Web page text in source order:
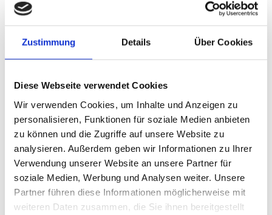
Zustimmung Details Über Cookies
Diese Webseite verwendet Cookies
Wir verwenden Cookies, um Inhalte und Anzeigen zu
personalisieren, Funktionen für soziale Medien anbieten
zu können und die Zugriffe auf unsere Website zu
analysieren. Außerdem geben wir Informationen zu Ihrer
Verwendung unserer Website an unsere Partner für
soziale Medien, Werbung und Analysen weiter. Unsere
Partner führen diese Informationen möglicherweise mit
weiteren Daten zusammen, die Sie ihnen bereitgestellt
Convenience-Strukturen. Neben Snacks, Sandwiches, Smoothies
und Getränken sind auch ausgewählte Artikel des täglichen
Bedarfs wie Pasta oder Hafermilch verfügbar. Damit adressiert
das Konzept sowohl den kurzfristigen Verzehr als auch
Standorte mit längeren Verweilzeiten, etwa Ladeparks, relevant
ist.
Betriebsmodell mit hohem Automatisierungsgrad
Für Betreiber setzt der „bk Robotic Shop“ auf ein
vollautomatisiertes Warenlager mit schneller Kommissionierung
und digitaler Bestandsführung in Echtzeit. Personalintensive
Prozesse im Verkauf entfallen, während Sortimentspflege und
Warenverfügbarkeit zentral überwacht werden können. Das
Modell eignet sich damit insbesondere für Standorte mit